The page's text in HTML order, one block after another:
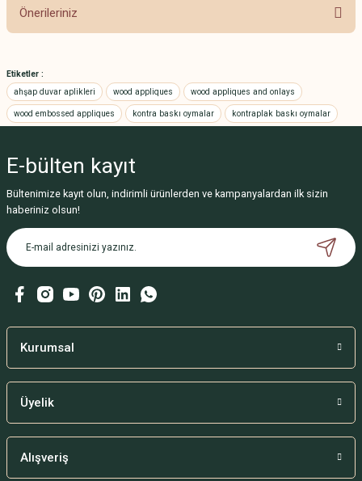
Önerileriniz
yetersiz gördüğünüz noktaları öneri formunu kullanarak tarafımıza
iletebilirsiniz.
Görüş ve önerileriniz için teşekkür ederiz.
Ürün açıklamasında eksik bilgiler bulunuyor.
Ürün bilgilerinde hatalar bulunuyor.
Ürün fiyatı diğer sitelerden daha pahalı.
Etiketler :
ahşap duvar aplikleri
wood appliques wood appliques and onlays
wood embossed appliques kontra baskı oymalar kontraplak baskı oymalar
E-bülten kayıt
Bültenimize kayıt olun, indirimli ürünlerden ve kampanyalardan ilk sizin
haberiniz olsun!
Kurumsal
Üyelik
Alışveriş